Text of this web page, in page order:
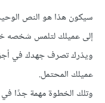
سيكون هذا هو النص الوحيد
إلى عميلك لتلمس شخصه
ويذرك تصرف جهدك في
عميلك المحتمل.
وتلك الخطوة مهمة جدًا في